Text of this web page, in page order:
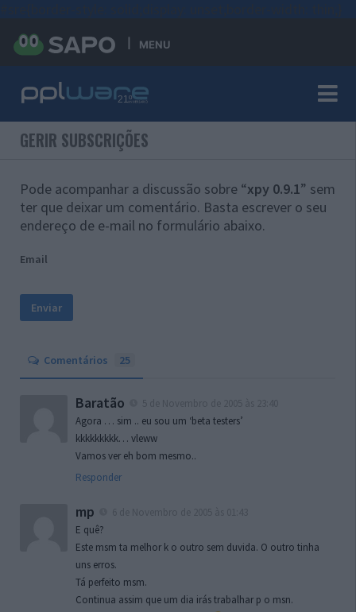
MENU
GERIR SUBSCRIÇÕES
Pode acompanhar a discussão sobre “xpy 0.9.1” sem
ter que deixar um comentário. Basta escrever o seu
endereço de e-mail no formulário abaixo.
Email
Comentários 25
Baratão
Agora … sim .. eu sou um ‘beta testers’
kkkkkkkkk… vleww
Vamos ver eh bom mesmo..
Responder
mp
E quê?
Este msm ta melhor k o outro sem duvida. O outro tinha
uns erros.
Tá perfeito msm.
Continua assim que um dia irás trabalhar p o msn.